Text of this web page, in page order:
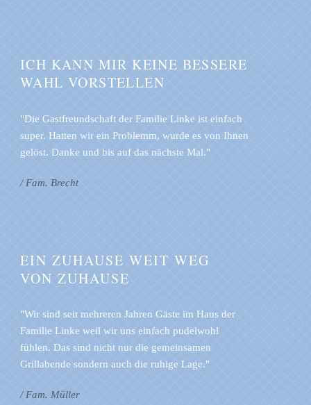
ICH KANN MIR KEINE BESSERE
WAHL VORSTELLEN
"Die Gastfreundschaft der Familie Linke ist einfach
super. Hatten wir ein Problemm, wurde es von Ihnen
gelöst. Danke und bis auf das nächste Mal."
/ Fam. Brecht
EIN ZUHAUSE WEIT WEG
VON ZUHAUSE
"Wir sind seit mehreren Jahren Gäste im Haus der
Familie Linke weil wir uns einfach pudelwohl
fühlen. Das sind nicht nur die gemeinsamen
Grillabende sondern auch die ruhige Lage."
/ Fam. Müller